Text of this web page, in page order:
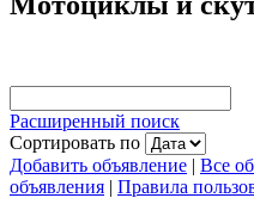
Расширенный поиск
Сортировать по
Добавить объявление | Все
объявления | Правила